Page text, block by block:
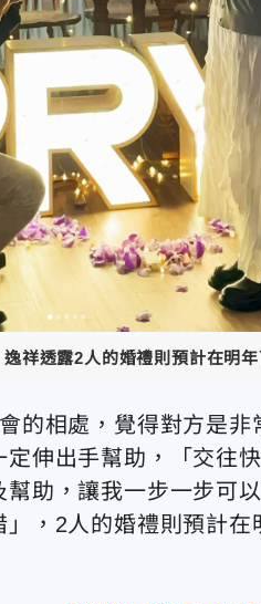
逸祥透露2人的婚禮則預計在明
的相處，覺得對方是
伸出手幫助，「交往
幫助，讓我一步一步可
，2人的婚禮則預計